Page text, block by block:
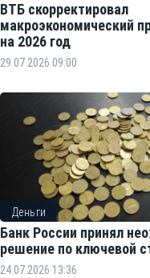
ВТБ скорректировал
макроэкономический
на 2026 год
29.07.2026 09:00
Деньги
Банк России принял
решение по ключевой
24.07.2026 13:36